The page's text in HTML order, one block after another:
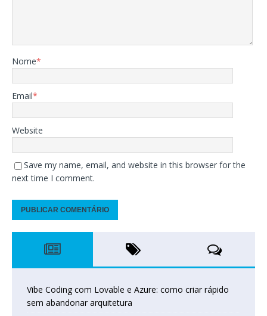
Nome*
Email*
Website
Save my name, email, and website in this browser for the
next time I comment.
Vibe Coding com Lovable e Azure: como criar rápido
sem abandonar arquitetura